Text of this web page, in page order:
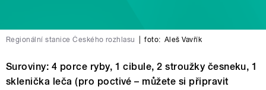
Regionální stanice Českého rozhlasu foto: Aleš Vavřík
Suroviny: 4 porce ryby, 1 cibule, 2 stroužky česneku, 1
sklenička leča (pro poctivé – můžete si připravit